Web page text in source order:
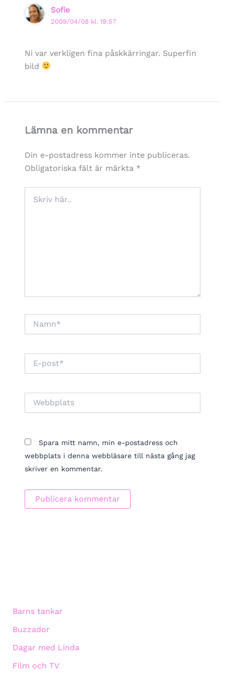
Sofie
2009/04/08 kl. 19:57
Ni var verkligen fina påskkärringar. Superfin
bild
Lämna en kommentar
Din e-postadress kommer inte publiceras.
Obligatoriska fält är märkta *
här..
post*
Spara mitt namn, min e-postadress och
webbplats i denna webbläsare till nästa gång jag
skriver en kommentar.
Barns tankar
Buzzador
Dagar med Linda
Film och TV